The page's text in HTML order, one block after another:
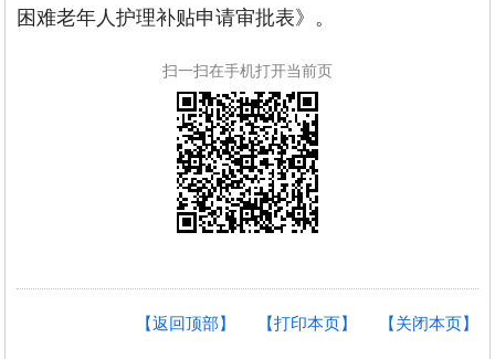
困难老年人护理补贴申请审批表》。
扫一扫在手机打开当前页
【关闭本页】
【打印本页】
【返回顶部】